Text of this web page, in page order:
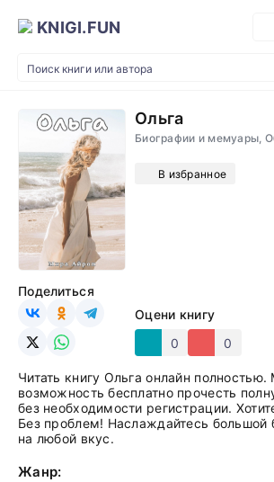
KNIGI.FUN
Ольга
В избранное
Оцени книгу
0
0
Поделиться
Читать книгу Ольга онлайн
возможность бесплатно прочесть
без необходимости регистрации.
Без проблем! Наслаждайтесь большой
на любой вкус.
Жанр: